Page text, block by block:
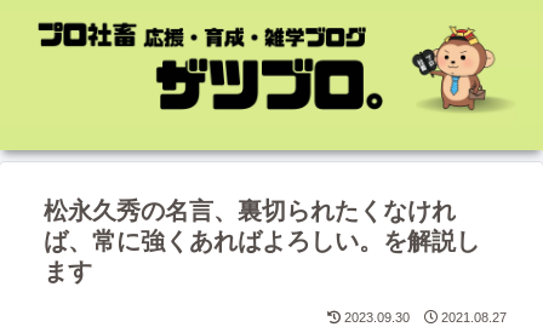
松永久秀の名言、裏切られたくなけれ
ば、常に強くあればよろしい。を解説し
ます
2023.09.30 2021.08.27